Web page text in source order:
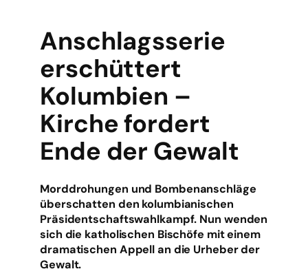
Anschlagsserie
erschüttert
Kolumbien –
Kirche fordert
Ende der Gewalt
Morddrohungen und Bombenanschläge
überschatten den kolumbianischen
Präsidentschaftswahlkampf. Nun wenden
sich die katholischen Bischöfe mit einem
dramatischen Appell an die Urheber der
Gewalt.